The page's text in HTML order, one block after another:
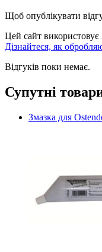
Щоб опублікувати
Цей сайт
Дізнайтеся, як
Відгуків поки немає.
Супутні
Змазка для